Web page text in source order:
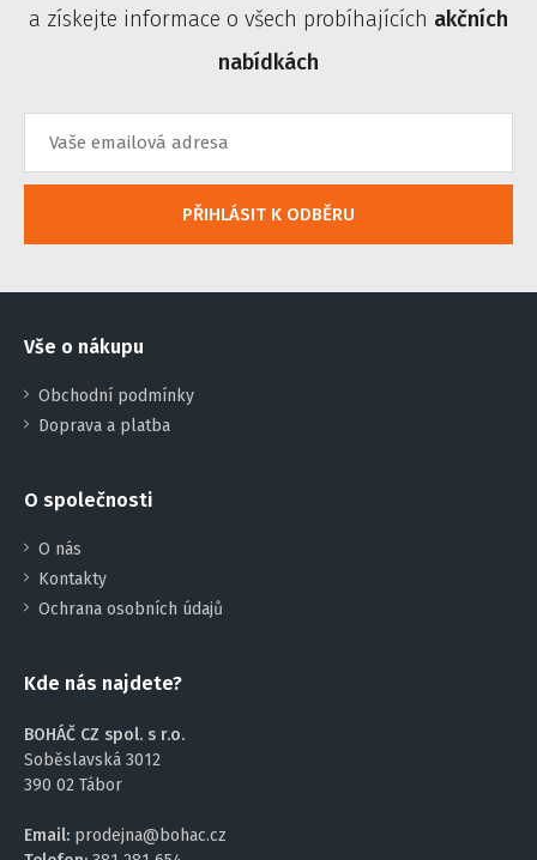
a získejte informace o všech probíhajících akčních
nabídkách
PŘIHLÁSIT K ODBĚRU
Vše o nákupu
Obchodní podmínky
Doprava a platba
O společnosti
O nás
Kontakty
Ochrana osobních údajů
Kde nás najdete?
BOHÁČ CZ spol. s r.o.
Soběslavská 3012
390 02 Tábor
Email: prodejna@bohac.cz